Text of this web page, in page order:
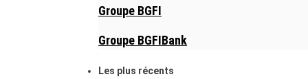
Groupe BGFI
Groupe BGFIBank
Les plus récents